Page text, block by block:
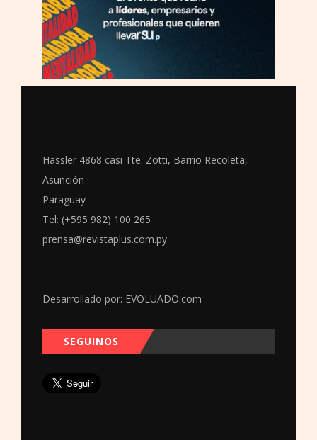
Hassler 4868 casi Tte. Zotti, Barrio Recoleta,
Asunción
Paraguay
Tel: (+595 982) 100 265
prensa@revistaplus.com.py
Desarrollado por: EVOLUADO.com
SEGUINOS